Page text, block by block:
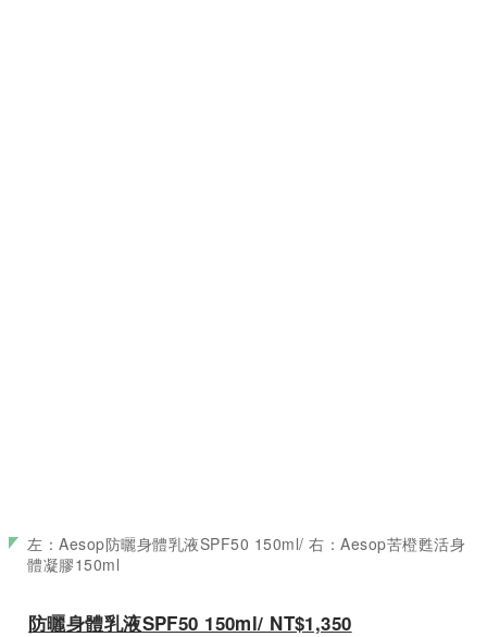
左：Aesop防曬身體乳液SPF50 150ml/ 右：Aesop苦橙甦活身
體凝膠150ml
防曬身體乳液SPF50 150ml/ NT$1,350